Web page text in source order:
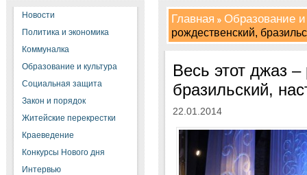
Новости
Политика и экономика
Коммуналка
Образование и культура
Социальная защита
Закон и порядок
Житейские перекрестки
Краеведение
Конкурсы Нового дня
Интервью
Главная Образование и
рождественский,
Весь этот джаз
бразильский,
22.01.2014